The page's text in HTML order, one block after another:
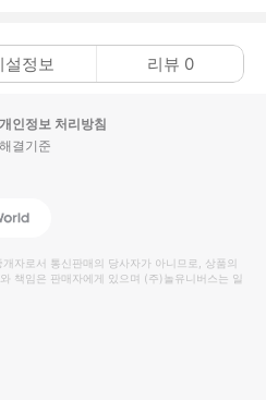
설정보 리뷰 0
개인정보 처리방침
결기준
Global
자로서 통신판매의 당사자가 아니므로, 상품의
책임은 판매자에게 있으며 (주)놀유니버스는 일